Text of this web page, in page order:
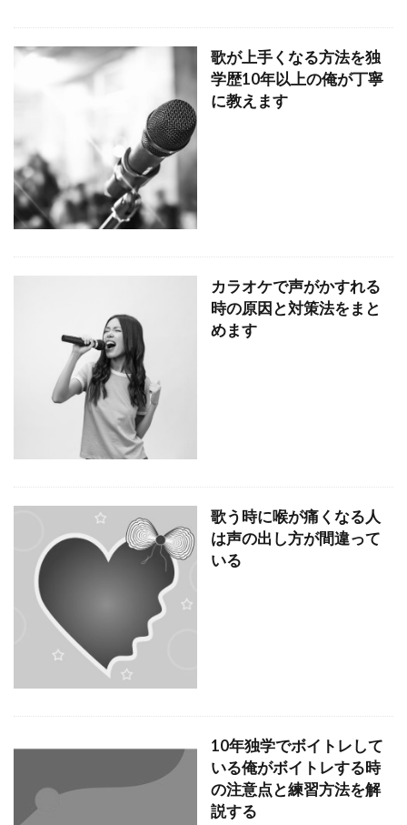
歌が上手くなる方法を独
学歴10年以上の俺が丁寧
に教えます
カラオケで声がかすれる
時の原因と対策法をまと
めます
歌う時に喉が痛くなる人
は声の出し方が間違って
いる
10年独学でボイトレして
いる俺がボイトレする時
の注意点と練習方法を解
説する